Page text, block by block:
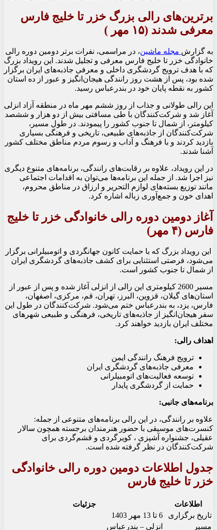
برترین‌های رالی بزرگ خزر تا خلیج فارس
معرفی شدند (
۱۵ مهر )
به گزارش مجله ماشین، در مراسمی، نفرات برتر دومین دوره رالی
خانوادگی خزر تا خلیج فارس معرفی و تجلیل شدند. این رویداد بزرگ
که با هدف ترویج گردشگری داخلی و معرفی جاذبه‌های ایران برگزار
شده بود، پس از هشت روز رانندگی هیجان‌انگیز و عبور از ده استان
کشور به نقطه پایان خود در بندرعباس رسید.
این رالی طولانی و جذاب از روز ششم مهر ماه در منطقه آزاد انزلی
آغاز شد و شرکت‌کنندگان با طی مسافتی بیش از دو هزار و ششصد
کیلومتر، از شمال تا جنوب کشور را پیمودند. در طول مسیر،
شرکت‌کنندگان از جاذبه‌های طبیعی، تاریخی و فرهنگی بسیاری
بازدید کردند و با فرهنگ و آداب و رسوم مردم مناطق مختلف کشور
آشنا شدند.
در این رویداد، علاوه بر رقابت‌های رانندگی، برنامه‌های متنوع دیگری
نیز اجرا شد. از جمله این برنامه‌ها می‌توان به اقدامات اجتماعی
مانند توزیع بسته‌های لوازم التحریر و ارزاق در مناطق محروم،
اهدای خون و جمع‌آوری زباله اشاره کرد.
آغاز دومین دوره رالی خانوادگی خزر تا خلیج
فارس (۴ مهر)
این رویداد بزرگ که با حمایت کانون جهانگردی و اتومبیلرانی برگزار
می‌شود، فرصتی استثنایی برای کشف جاذبه‌های گردشگری ایران
از شمال تا جنوب کشور است.
مسیر 2600 کیلومتری این رالی از انزلی آغاز شده و پس از عبور از
استان‌های گیلان، قزوین، البرز، تهران، قم، مرکزی، اصفهان،
فارس، یزد، به بندرعباس ختم می‌شود. شرکت‌کنندگان در طول این
سفر هیجان‌انگیز از جاذبه‌های تاریخی، فرهنگی و طبیعی شهرهای
مختلف ایران بازدید خواهند کرد.
اهداف رالی:
ترویج فرهنگ رانندگی ایمن
معرفی جاذبه‌های گردشگری ایران
توسعه فعالیت‌های اتومبیلرانی
حمایت از گردشگری پایدار
برنامه‌های جانبی:
علاوه بر رانندگی، در این رالی برنامه‌های متنوعی از جمله:
کنسرت‌های موسیقی با حضور هنرمندان برجسته همچون سالار
عقیلی، جشنواره آشپزی ، کویرگردی و قشم‌گردی برای
شرکت‌کنندگان در نظر گرفته شده است.
جدول اطلاعات دومین دوره رالی خانوادگی
خزر تا خلیج فارس
اطلاعات
جزئیات
تاریخ برگزاری
6 تا 13 مهر 1403
مسیر
انزلی – بندرعباس